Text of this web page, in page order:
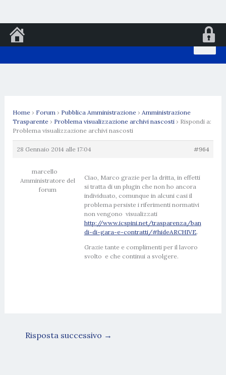
al
Home › Forum › Pubblica Amministrazione › Amministrazione
Trasparente › Problema visualizzazione archivi nascosti › Rispondi a:
Problema visualizzazione archivi nascosti
28 Gennaio 2014 alle 17:04 #964
marcello
Amministratore del
forum
Ciao, Marco grazie per la dritta, in effetti
si tratta di un plugin che non ho ancora
individuato, comunque in alcuni casi il
problema persiste i riferimenti normativi
non vengono visualizzati
http://www.icspini.net/trasparenza/ban
di-di-gara-e-contratti/#hideARCHIVE.
Grazie tante e complimenti per il lavoro
svolto e che continui a svolgere.
Risposta successivo →